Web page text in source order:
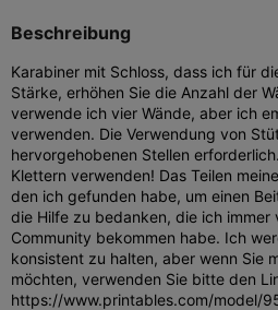
Beschreibung
Karabiner mit Schloss, dass ich für
Stärke, erhöhen Sie die Anzahl der
verwende ich vier Wände, aber ich
verwenden. Die Verwendung von
hervorgehobenen Stellen
Klettern verwenden! Das Teilen
den ich gefunden habe, um einen
die Hilfe zu bedanken, die ich
Community bekommen habe. Ich
konsistent zu halten, aber wenn Sie
möchten, verwenden Sie bitte den
https://www.printables.com/model/